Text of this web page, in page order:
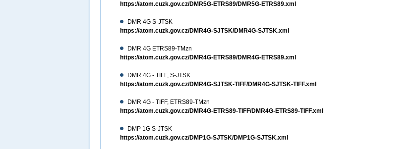
https://atom.cuzk.gov.cz/DMR5G-ETRS89/DMR5G-ETRS89.xml
DMR 4G S-JTSK
https://atom.cuzk.gov.cz/DMR4G-SJTSK/DMR4G-SJTSK.xml
DMR 4G ETRS89-TMzn
https://atom.cuzk.gov.cz/DMR4G-ETRS89/DMR4G-ETRS89.xml
DMR 4G - TIFF, S-JTSK
https://atom.cuzk.gov.cz/DMR4G-SJTSK-TIFF/DMR4G-SJTSK-TIFF.xml
DMR 4G - TIFF, ETRS89-TMzn
https://atom.cuzk.gov.cz/DMR4G-ETRS89-TIFF/DMR4G-ETRS89-TIFF.xml
DMP 1G S-JTSK
https://atom.cuzk.gov.cz/DMP1G-SJTSK/DMP1G-SJTSK.xml